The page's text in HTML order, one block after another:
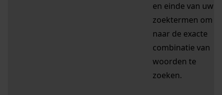
en einde van uw
zoektermen om
naar de exacte
combinatie van
woorden te
zoeken.